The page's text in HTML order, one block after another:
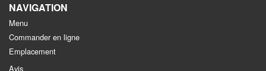
NAVIGATION
Menu
Commander en ligne
Emplacement
Avis